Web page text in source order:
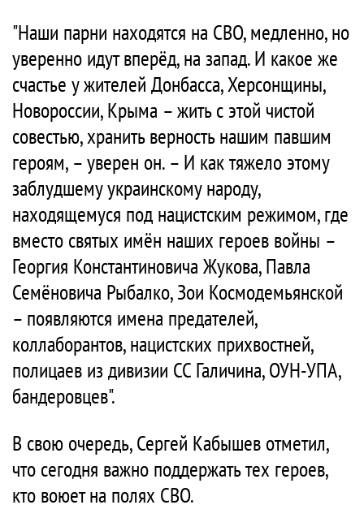
"Наши парни находятся на СВО, медленно, но
уверенно идут вперёд, на запад. И какое же
счастье у жителей Донбасса, Херсонщины,
Новороссии, Крыма – жить с этой чистой
совестью, хранить верность нашим павшим
героям, – уверен он. – И как тяжело этому
заблудшему украинскому народу,
находящемуся под нацистским режимом, где
вместо святых имён наших героев войны –
Георгия Константиновича Жукова, Павла
Семёновича Рыбалко, Зои Космодемьянской
– появляются имена предателей,
коллаборантов, нацистских прихвостней,
полицаев из дивизии СС Галичина, ОУН-УПА,
бандеровцев".
В свою очередь, Сергей Кабышев отметил,
что сегодня важно поддержать тех героев,
кто воюет на полях СВО.